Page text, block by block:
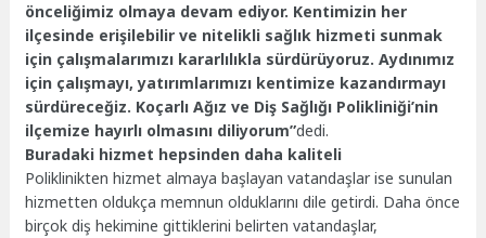
önceliğimiz olmaya devam ediyor. Kentimizin her
ilçesinde erişilebilir ve nitelikli sağlık hizmeti sunmak
için çalışmalarımızı kararlılıkla sürdürüyoruz. Aydınımız
için çalışmayı, yatırımlarımızı kentimize kazandırmayı
sürdüreceğiz. Koçarlı Ağız ve Diş Sağlığı Polikliniği’nin
ilçemize hayırlı olmasını diliyorum”dedi.
Buradaki hizmet hepsinden daha kaliteli
Poliklinikten hizmet almaya başlayan vatandaşlar ise sunulan
hizmetten oldukça memnun olduklarını dile getirdi. Daha önce
birçok diş hekimine gittiklerini belirten vatandaşlar,